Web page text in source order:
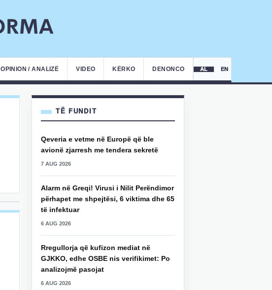
OPINION / ANALIZË VIDEO KËRKO DENONCO AL EN
TË FUNDIT
Qeveria e vetme në Europë që ble
avionë zjarresh me tendera sekretë
7 AUG 2026
Alarm në Greqi! Virusi i Nilit Perëndimor
përhapet me shpejtësi, 6 viktima dhe 65
të infektuar
6 AUG 2026
Rregullorja që kufizon mediat në
GJKKO, edhe OSBE nis verifikimet: Po
analizojmë pasojat
6 AUG 2026